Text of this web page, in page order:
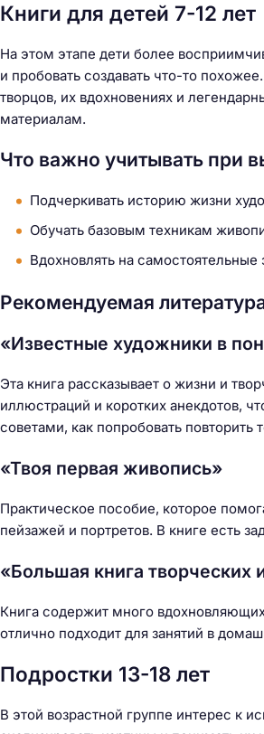
Книги для детей 7-12 лет
На этом этапе дети более
и пробовать создавать что-то
творцов, их вдохновениях и
материалам.
Что важно учитывать при
Подчеркивать историю жизни
Обучать базовым техникам
Вдохновлять на
Рекомендуемая
«Известные художники в
Эта книга рассказывает о жизни и
иллюстраций и коротких анекдотов,
советами, как попробовать повторить
«Твоя первая живопись»
Практическое пособие, которое
пейзажей и портретов. В книге есть
«Большая книга творческих
Книга содержит много
отлично подходит для занятий в
Подростки 13-18 лет
В этой возрастной группе интерес к